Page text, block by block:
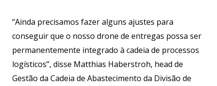
“Ainda precisamos fazer alguns ajustes para
conseguir que o nosso drone de entregas possa ser
permanentemente integrado à cadeia de processos
logísticos”, disse Matthias Haberstroh, head de
Gestão da Cadeia de Abastecimento da Divisão de